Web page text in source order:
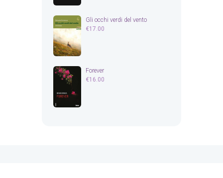
Gli occhi verdi del vento
€17.00
Forever
€16.00